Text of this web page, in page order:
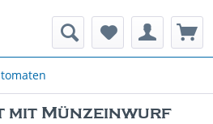
mit Münzeinwurf